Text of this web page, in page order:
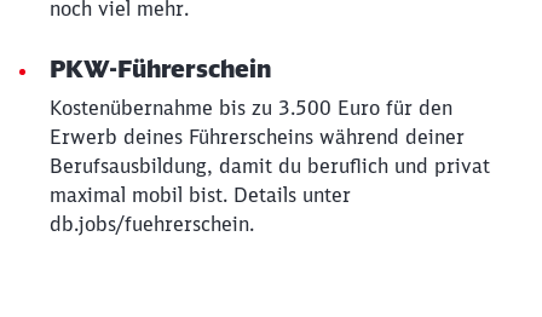
noch viel mehr.
PKW-Führerschein
Kostenübernahme bis zu 3.500 Euro für den
Erwerb deines Führerscheins während deiner
Berufsausbildung, damit du beruflich und privat
maximal mobil bist. Details unter
db.jobs/fuehrerschein.